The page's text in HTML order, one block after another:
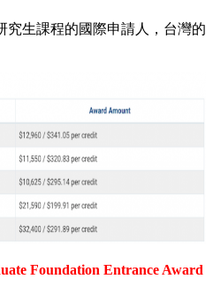
究生課程的國際申請人，台灣的
Foundation Entrance Award